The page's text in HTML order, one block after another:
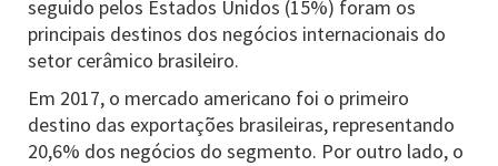
seguido pelos Estados Unidos (15%) foram os
principais destinos dos negócios internacionais do
setor cerâmico brasileiro.
Em 2017, o mercado americano foi o primeiro
destino das exportações brasileiras, representando
20,6% dos negócios do segmento. Por outro lado, o